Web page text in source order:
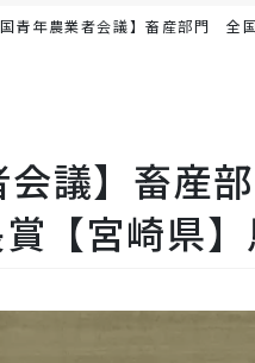
国青年農業者会議】畜産部門 全
会議】畜
【宮崎県